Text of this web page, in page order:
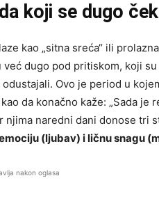
koji se dugo
kao „sitna sreća“ ili
dugo pod pritiskom, koji
Ovo je period u
da konačno kaže: „Sada je
njima naredni dani donose tri
(ljubav) i ličnu snagu
nakon oglasa